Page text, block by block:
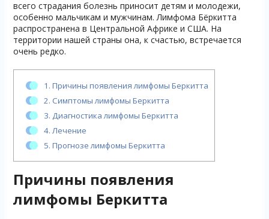
всего страдания болезнь приносит детям и молодежи,
особенно мальчикам и мужчинам. Лимфома Бёркитта
распространена в Центральной Африке и США. На
территории нашей страны она, к счастью, встречается
очень редко.
1. Причины появления лимфомы Беркитта
2. Симптомы лимфомы Беркитта
3. Диагностика лимфомы Беркитта
4. Лечение
5. Прогнозе лимфомы Беркитта
Причины появления
лимфомы Беркитта